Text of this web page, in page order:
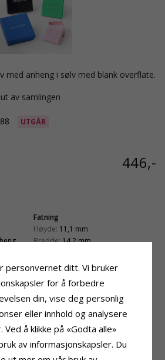
med anheng i sølv med blank overflate.
av samlingen
UTGÅR
446,-
Fatning
Høyde: 11,1 mm
Bredde:14,2 mm
Leveringstid
Leveringstid:Ca. 5-10 Hverdager
KJØPER OGSÅ
personvernet ditt. Vi bruker
for å forbedre
din, vise deg personlig
eller innhold og analysere
Ved å klikke på «Godta alle»
av informasjonskapsler. Du